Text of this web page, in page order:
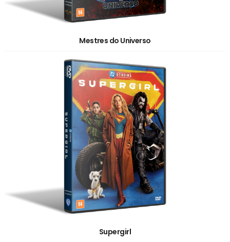
Mestres do Universo
Supergirl